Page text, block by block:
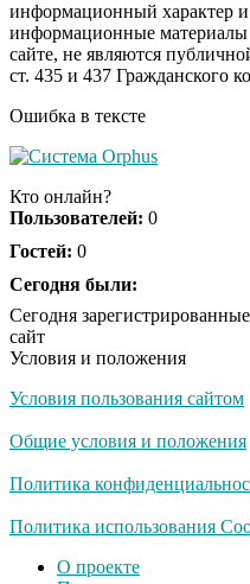
Ролик из
будете смеяться
Ржу не
Скрытая камера
люди
Ролик длится
смеяться вы
Королева вагона
оставит
информационный характер
информационные
сайте, не являются
ст. 435 и 437 Гражданского
Ошибка в тексте
Кто онлайн?
Пользователей: 0
Гостей: 0
Сегодня были:
Сегодня
сайт
Условия и положения
Условия пользования сайтом
Общие условия и положения
Политика
Политика использования
О проекте